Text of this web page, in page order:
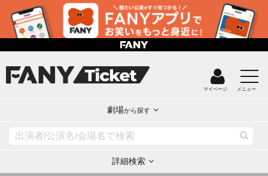
マイページ メニュー
劇場から探す
詳細検索